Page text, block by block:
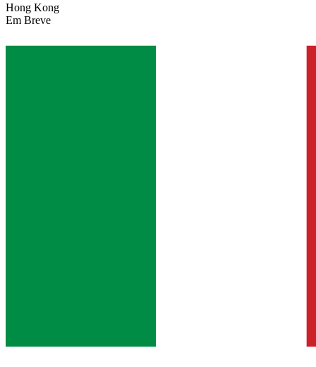
Hong Kong
Em Breve